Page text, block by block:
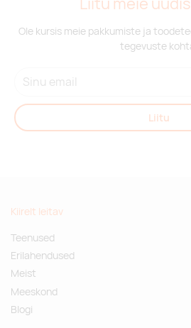
Ole kursis meie pakkumiste ja
tegevuste
Liitu
Kiirelt leitav
Teenused
Erilahendused
Meist
Meeskond
Blogi